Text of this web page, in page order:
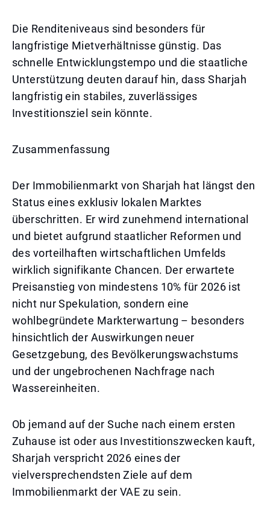
Die Renditeniveaus sind besonders für
langfristige Mietverhältnisse günstig. Das
schnelle Entwicklungstempo und die staatliche
Unterstützung deuten darauf hin, dass Sharjah
langfristig ein stabiles, zuverlässiges
Investitionsziel sein könnte.
Zusammenfassung
Der Immobilienmarkt von Sharjah hat längst den
Status eines exklusiv lokalen Marktes
überschritten. Er wird zunehmend international
und bietet aufgrund staatlicher Reformen und
des vorteilhaften wirtschaftlichen Umfelds
wirklich signifikante Chancen. Der erwartete
Preisanstieg von mindestens 10% für 2026 ist
nicht nur Spekulation, sondern eine
wohlbegründete Markterwartung – besonders
hinsichtlich der Auswirkungen neuer
Gesetzgebung, des Bevölkerungswachstums
und der ungebrochenen Nachfrage nach
Wassereinheiten.
Ob jemand auf der Suche nach einem ersten
Zuhause ist oder aus Investitionszwecken kauft,
Sharjah verspricht 2026 eines der
vielversprechendsten Ziele auf dem
Immobilienmarkt der VAE zu sein.